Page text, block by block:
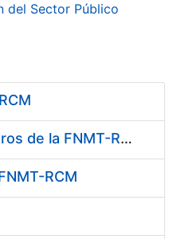
del Sector Público
Contratación de Servicio de Mantenimiento y Conservación de Plantas y Flores en los Centros de la FNMT-RCM
RCM